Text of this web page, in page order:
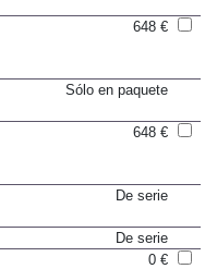
648 €
Sólo en paquete
648 €
De serie
De serie
0 €